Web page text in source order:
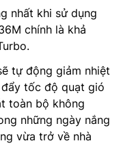
nhất khi sử dụng
chính là khả
tự động giảm nhiệt
tốc độ quạt gió
toàn bộ không
những ngày nắng
vừa trở về nhà